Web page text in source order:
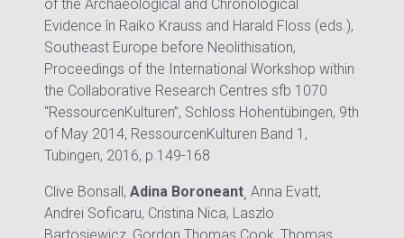
of the Archaeological and Chronological
Evidence în Raiko Krauss and Harald Floss (eds.),
Southeast Europe before Neolithisation,
Proceedings of the International Workshop within
the Collaborative Research Centres sfb 1070
“RessourcenKulturen”, Schloss Hohentübingen, 9th
of May 2014, RessourcenKulturen Band 1,
Tubingen, 2016, p.149-168
Clive Bonsall,Adina Boroneant ¸ Anna Evatt,
Andrei Soficaru, Cristina Nica, Laszlo